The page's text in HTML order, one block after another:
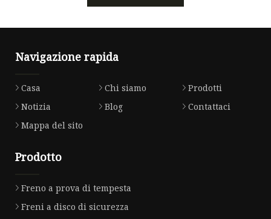
Navigazione rapida
Casa Chi siamo
Prodotti
Notizia
Blog
Contattaci
Mappa del sito
Prodotto
Freno a prova di tempesta
Freni a disco di sicurezza